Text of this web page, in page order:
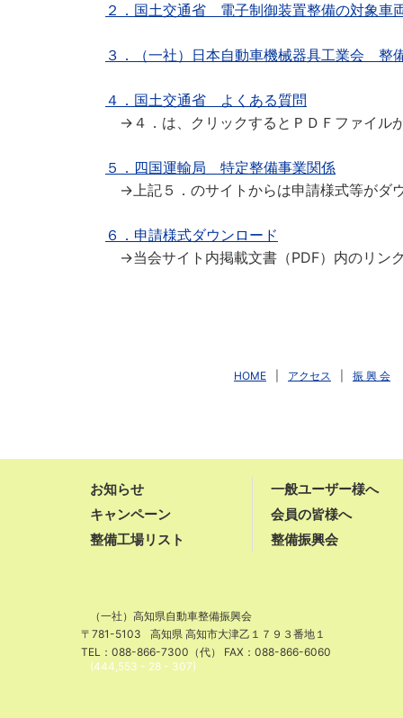
２．国土交通省 電子制御装置整備の対象車
３．（一社）日本自動車機械器具工業会 整
４．国土交通省 よくある質問
→４．は、クリックするとＰＤＦファイル
５．四国運輸局 特定整備事業関係
→上記５．のサイトからは申請様式等がダ
６．申請様式ダウンロード
→当会サイト内掲載文書（PDF）内のリン
HOME アクセス 振 興 会
お知らせ
キャンペーン
整備工場リスト
一般ユーザー様へ
会員の皆様へ
整備振興会
（一社）高知県自動車整備振興会
〒781-5103
高知県 高知市大津乙１７９３番地１
TEL：088-866-7300（代） FAX：088-866-6060
(444,553 - 28 - 307)